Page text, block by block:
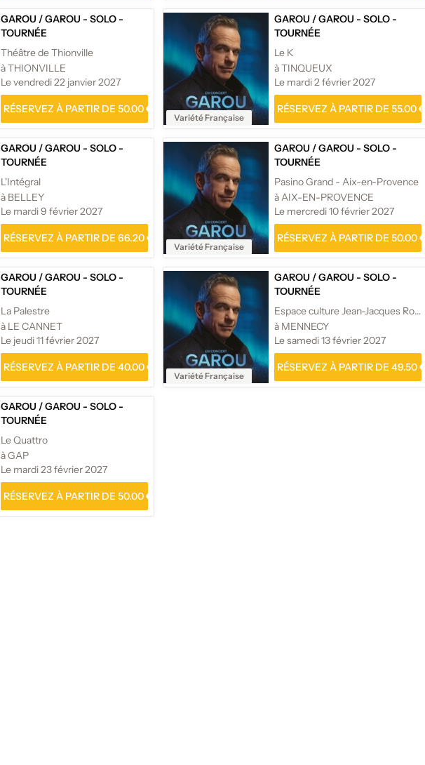
GAROU /GAROU - SOLO -
TOURNÉE
Théâtre de Thionville
à THIONVILLE
Le vendredi 22 janvier 2027
RÉSERVEZ À PARTIR DE 50.00 €
Variété Française
GAROU /GAROU - SOLO -
TOURNÉE
Le K
à TINQUEUX
Le mardi 2 février 2027
RÉSERVEZ À PARTIR DE 55.00 €
GAROU /GAROU - SOLO -
TOURNÉE
L'Intégral
à BELLEY
Le mardi 9 février 2027
RÉSERVEZ À PARTIR DE 66.20 €
Variété Française
GAROU /GAROU - SOLO -
TOURNÉE
Pasino Grand - Aix-en-Provence
à AIX-EN-PROVENCE
Le mercredi 10 février 2027
RÉSERVEZ À PARTIR DE 50.00
GAROU /GAROU - SOLO -
TOURNÉE
La Palestre
à LE CANNET
Le jeudi 11 février 2027
RÉSERVEZ À PARTIR DE 40.00 €
Variété Française
GAROU /GAROU - SOLO -
TOURNÉE
Espace culture Jean-Jacques Robert
à MENNECY
Le samedi 13 février 2027
RÉSERVEZ À PARTIR DE 49.50
GAROU /GAROU - SOLO -
TOURNÉE
Le Quattro
à GAP
Le mardi 23 février 2027
RÉSERVEZ À PARTIR DE 50.00 €